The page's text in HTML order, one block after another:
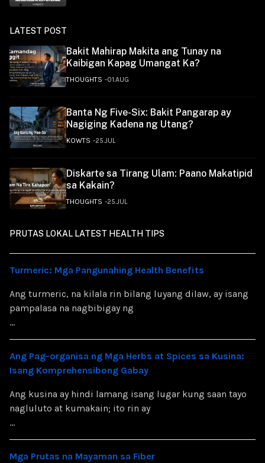
LATEST POST
Bakit Mahirap Makita ang Tunay na
Kaibigan Kapag Umangat Ka?
THOUGHTS 01.AUG
Banta Ng Five-Six: Bakit Pangarap ay
Nagiging Kadena ng Utang?
KOWTS 25.JUL
Diskarte sa Tirang Ulam: Paano Makatipid
sa Kakain?
THOUGHTS 25.JUL
PRUTAS LOKAL LATEST HEALTH TIPS
Turmeric: Mga Pangunahing Health Benefits
Ang turmeric, na kilala rin bilang luyang dilaw, ay isang
pampalasa na nagbibigay ng
...
Ang Pag-organisa ng Mga Herbs at Spices sa Kusina:
Isang Komprehensibong Gabay
Ang kusina ay hindi lamang isang lugar kung saan tayo
nagluluto at kumakain; ito rin ay
...
Mga Prutas na Mayaman sa Fiber